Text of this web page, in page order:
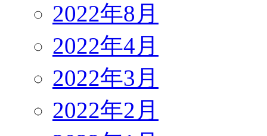
2022年8月
2022年4月
2022年3月
2022年2月